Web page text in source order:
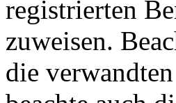
registrierten
zuweisen.
die